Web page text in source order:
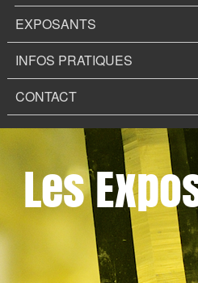
EXPOSANTS
INFOS PRATIQUES
CONTACT
Les